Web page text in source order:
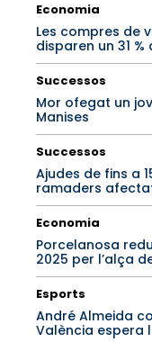
Economia
Les compres de
disparen un 31
Successos
Mor ofegat un
Manises
Successos
Ajudes de fins a
ramaders
Economia
Porcelanosa
2025 per l’alça
Esports
André Almeida
València espera